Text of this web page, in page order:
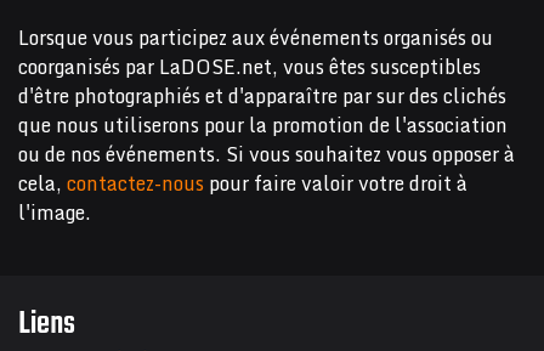
Lorsque vous participez aux événements organisés ou
coorganisés par LaDOSE.net, vous êtes susceptibles
d'être photographiés et d'apparaître par sur des clichés
que nous utiliserons pour la promotion de l'association
ou de nos événements. Si vous souhaitez vous opposer à
cela,contactez-nouspour faire valoir votre droit à
l'image.
Liens